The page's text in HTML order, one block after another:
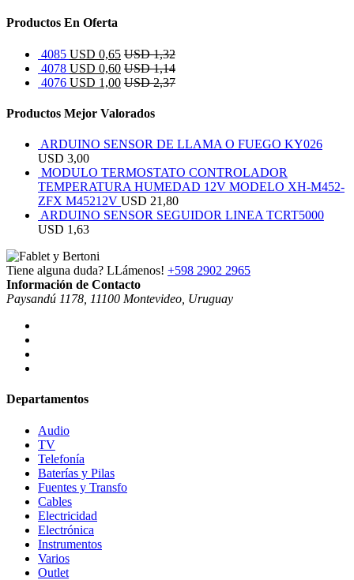
Productos En Oferta
4085 USD 0,65 USD1,32
4078 USD 0,60 USD1,14
4076 USD 1,00 USD2,37
Productos Mejor Valorados
ARDUINO SENSOR DE LLAMA O FUEGO KY026
USD 3,00
MODULO TERMOSTATO CONTROLADOR
TEMPERATURA HUMEDAD 12V MODELO XH-M452-
ZFX M45212V USD 21,80
ARDUINO SENSOR SEGUIDOR LINEA TCRT5000
USD 1,63
Tiene alguna duda? LLámenos! +598 2902 2965
Información de Contacto
Paysandú 1178, 11100 Montevideo, Uruguay
Departamentos
Audio
TV
Telefonía
Baterías y Pilas
Fuentes y Transfo
Cables
Electricidad
Electrónica
Instrumentos
Varios
Outlet